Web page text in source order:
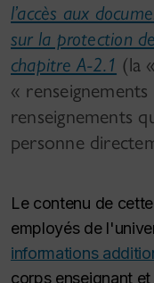
l’accès aux
sur la protection
chapitre A-2.1 (la
«
renseignements
personne
Le contenu de
employés de
informations
corps enseignant